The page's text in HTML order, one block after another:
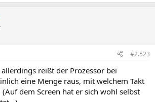
#2.523
reißt der Prozessor bei
eine Menge raus, mit welchem Takt
dem Screen hat er sich wohl selbst